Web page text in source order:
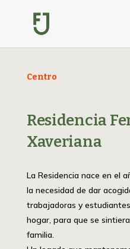
Centro
Residencia
Xaveriana
La Residencia nace en el
la necesidad de dar
trabajadoras y
hogar, para que se
familia.